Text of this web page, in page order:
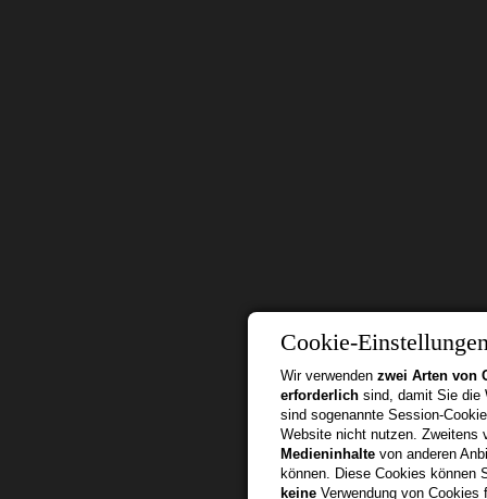
Cookie-
Wir verwenden zwei Arten von
erforderlichsind, damit Sie die
sind sogenannte Session-
Website nicht nutzen. Zweitens
Medieninhaltevon anderen
können. Diese Cookies können
keineVerwendung von Cookies